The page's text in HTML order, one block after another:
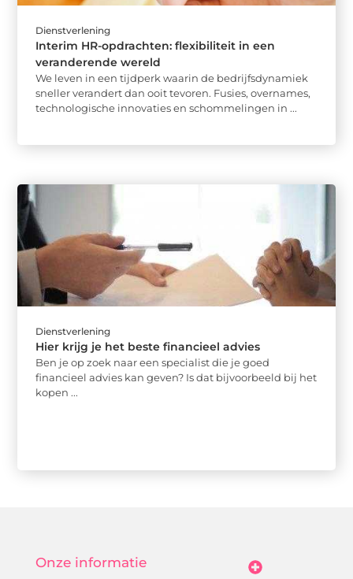
Dienstverlening
Interim HR-opdrachten: flexibiliteit in een
veranderende wereld
We leven in een tijdperk waarin de bedrijfsdynamiek
sneller verandert dan ooit tevoren. Fusies, overnames,
technologische innovaties en schommelingen in ...
Dienstverlening
Hier krijg je het beste financieel advies
Ben je op zoek naar een specialist die je goed
financieel advies kan geven? Is dat bijvoorbeeld bij het
kopen ...
Onze informatie